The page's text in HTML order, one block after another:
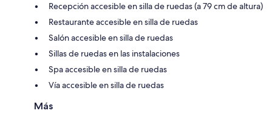
Recepción accesible en silla de ruedas (a 79 cm de altura)
Restaurante accesible en silla de ruedas
Salón accesible en silla de ruedas
Sillas de ruedas en las instalaciones
Spa accesible en silla de ruedas
Vía accesible en silla de ruedas
Más